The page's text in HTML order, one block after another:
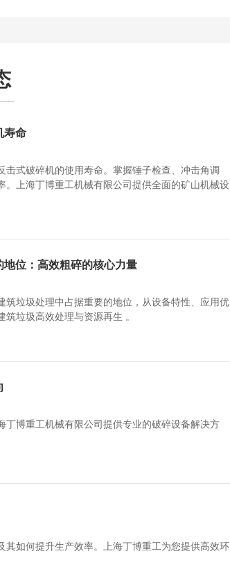
寿命
式破碎机的使用寿命。掌握锤子检查、冲击角调
上海丁博重工机械有限公司提供全面的矿山机械设
位：高效粗碎的核心力量
筑垃圾处理中占据重要的地位，从设备特性、应用优
垃圾高效处理与资源再生 。
博重工机械有限公司提供专业的破碎设备解决方
如何提升生产效率。上海丁博重工为您提供高效环